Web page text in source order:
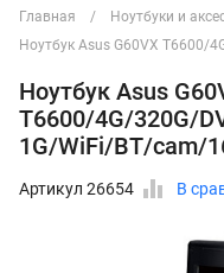
Главная Ноутбуки и
Ноутбук Asus
T6600/4G/320G/
1G/WiFi/BT/cam/
Артикул 26654 В